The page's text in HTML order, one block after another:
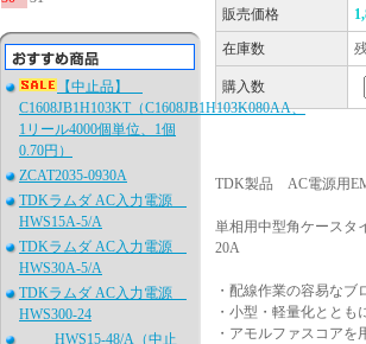
【中止品】
C1608JB1H103KT（C1608JB1H103K080AA、
1リール4000個単位、1個
0.70円）
ZCAT2035-0930A
TDKラムダ AC入力電源
HWS15A-5/A
TDKラムダ AC入力電源
HWS30A-5/A
TDKラムダ AC入力電源
HWS300-24
HWS15-48/A（中止
販売価格
在庫数
購入数
TDK製品 AC電源用
単相用中型角ケースタ
20A
・配線作業の容易なブ
・小型・軽量化ととも
・アモルファスコア